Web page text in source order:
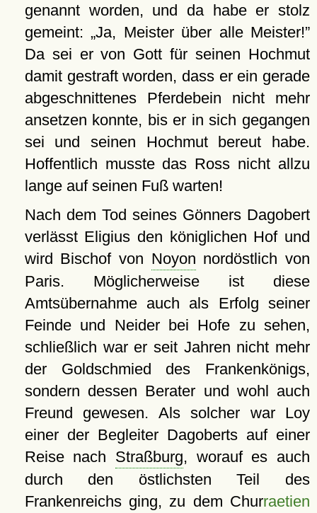
genannt worden, und da habe er stolz
gemeint: Ja, Meister über alle Meister!
Da sei er von Gott für seinen Hochmut
damit gestraft worden, dass er ein gerade
abgeschnittenes Pferdebein nicht mehr
ansetzen konnte, bis er in sich gegangen
sei und seinen Hochmut bereut habe.
Hoffentlich musste das Ross nicht allzu
lange auf seinen Fuß warten!
Nach dem Tod seines Gönners Dagobert
verlässt Eligius den königlichen Hof und
wird Bischof von Noyon nordöstlich von
Paris. Möglicherweise ist diese
Amtsübernahme auch als Erfolg seiner
Feinde und Neider bei Hofe zu sehen,
schließlich war er seit Jahren nicht mehr
der Goldschmied des Frankenkönigs,
sondern dessen Berater und wohl auch
Freund gewesen. Als solcher war Loy
einer der Begleiter Dagoberts auf einer
Reise nach Straßburg, worauf es auch
durch den östlichsten Teil des
Frankenreichs ging, zu dem Churraetien